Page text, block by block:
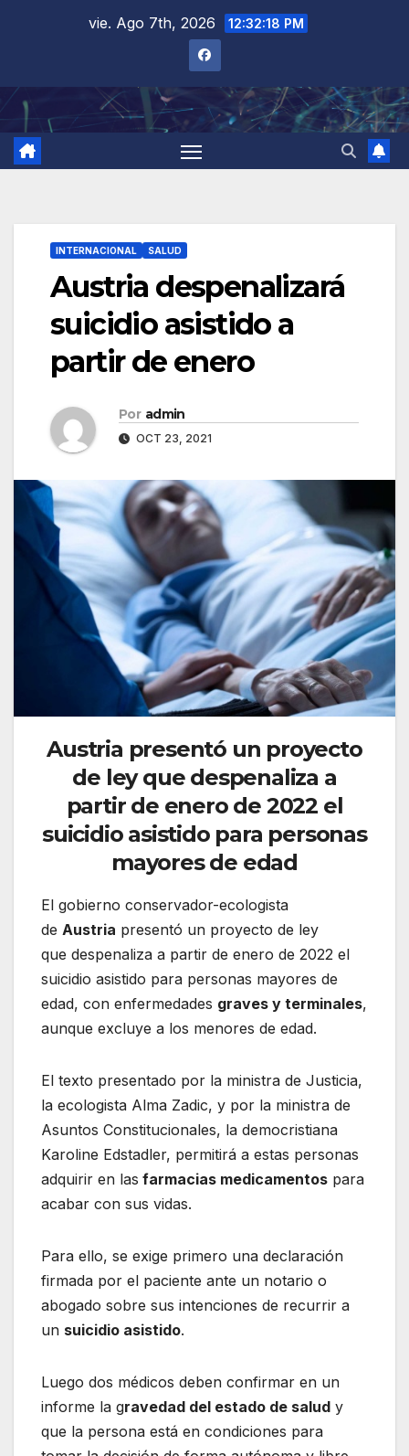
vie. Ago 7th, 2026 12:32:19 PM
INTERNACIONAL SALUD
Austria despenalizará
suicidio asistido a
partir de enero
Por admin
OCT 23, 2021
Austria presentó un proyecto
de ley que despenaliza a
partir de enero de 2022 el
suicidio asistido para personas
mayores de edad
El gobierno conservador-ecologista
de Austria presentó un proyecto de ley
que despenaliza a partir de enero de 2022 el
suicidio asistido para personas mayores de
edad, con enfermedades graves y terminales,
aunque excluye a los menores de edad.
El texto presentado por la ministra de Justicia,
la ecologista Alma Zadic, y por la ministra de
Asuntos Constitucionales, la democristiana
Karoline Edstadler, permitirá a estas personas
adquirir en las farmacias medicamentos para
acabar con sus vidas.
Para ello, se exige primero una declaración
firmada por el paciente ante un notario o
abogado sobre sus intenciones de recurrir a
un suicidio asistido.
Luego dos médicos deben confirmar en un
informe la gravedad del estado de salud y
que la persona está en condiciones para